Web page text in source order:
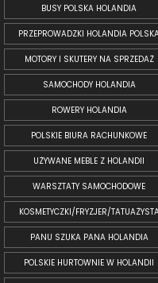
BUSY POLSKA HOLANDIA
PRZEPROWADZKI HOLANDIA
MOTORY I SKUTERY NA SPRZEDAŻ
SAMOCHODY HOLANDIA
ROWERY HOLANDIA
POLSKIE BIURA RACHUNKOWE
UŻYWANE MEBLE Z HOLANDII
WARSZTATY SAMOCHODOWE
KOSMETYCZKI/FRYZJER/
PANU SZUKA PANA HOLANDIA
POLSKIE HURTOWNIE W HOLANDII